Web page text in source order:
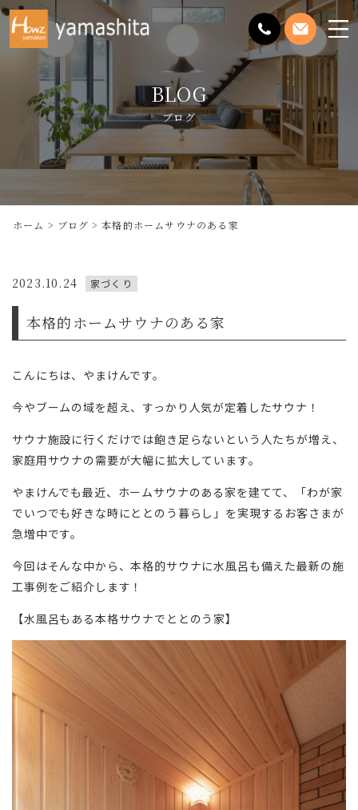
メ
ニ
を
開
く
BLOG
ブログ
ホーム ブログ 本格的ホームサウナのある家
2023.10.24 家づくり
本格的ホームサウナのある家
こんにちは、やまけんです。
今やブームの域を超え、すっかり人気が定着したサウナ！
サウナ施設に行くだけでは飽き足らないという人たちが増え、
家庭用サウナの需要が大幅に拡大しています。
やまけんでも最近、ホームサウナのある家を建てて、「わが家
でいつでも好きな時にととのう暮らし」を実現するお客さまが
急増中です。
今回はそんな中から、本格的サウナに水風呂も備えた最新の施
工事例をご紹介します！
【水風呂もある本格サウナでととのう家】